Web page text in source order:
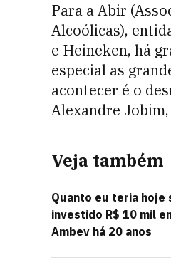
Para a Abir
Alcoólicas),
e Heineken, há
especial as
acontecer é o
Alexandre
Veja também
Quanto eu teria hoje
investido R$ 10 mil
Ambev há 20 anos